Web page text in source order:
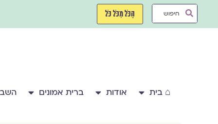
Search
הַכֹּל מִכֹּל כֹּל
⌂ בית אודות ברית אמונים